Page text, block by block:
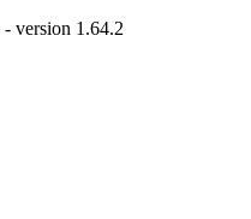
- version 1.64.2